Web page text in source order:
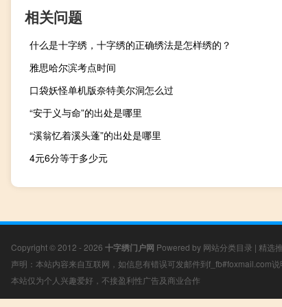
相关问题
什么是十字绣，十字绣的正确绣法是怎样绣的？
雅思哈尔滨考点时间
口袋妖怪单机版奈特美尔洞怎么过
“安于义与命”的出处是哪里
“溪翁忆着溪头蓬”的出处是哪里
4元6分等于多少元
Copyright © 2012 - 2026 十字绣门户网 Powered by 网站分类目录 | 精选
声明：本站内容来自互联网，如信息有错误可发邮件到f_fb#foxmail.com
本站仅为个人兴趣爱好，不接盈利性广告及商业合作